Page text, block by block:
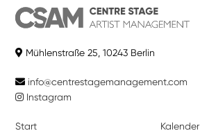
Mühlenstraße 25, 10243 Berlin
info@centrestagemanagement.com
Instagram
Start
Kalender